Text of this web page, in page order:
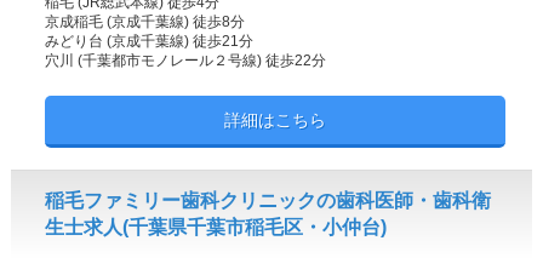
京成稲毛 (京成千葉線) 徒歩8分
みどり台 (京成千葉線) 徒歩21分
穴川 (千葉都市モノレール２号線) 徒歩22分
詳細はこちら
稲毛ファミリー歯科クリニックの歯科医師・歯科衛
生士求人(千葉県千葉市稲毛区・小仲台)